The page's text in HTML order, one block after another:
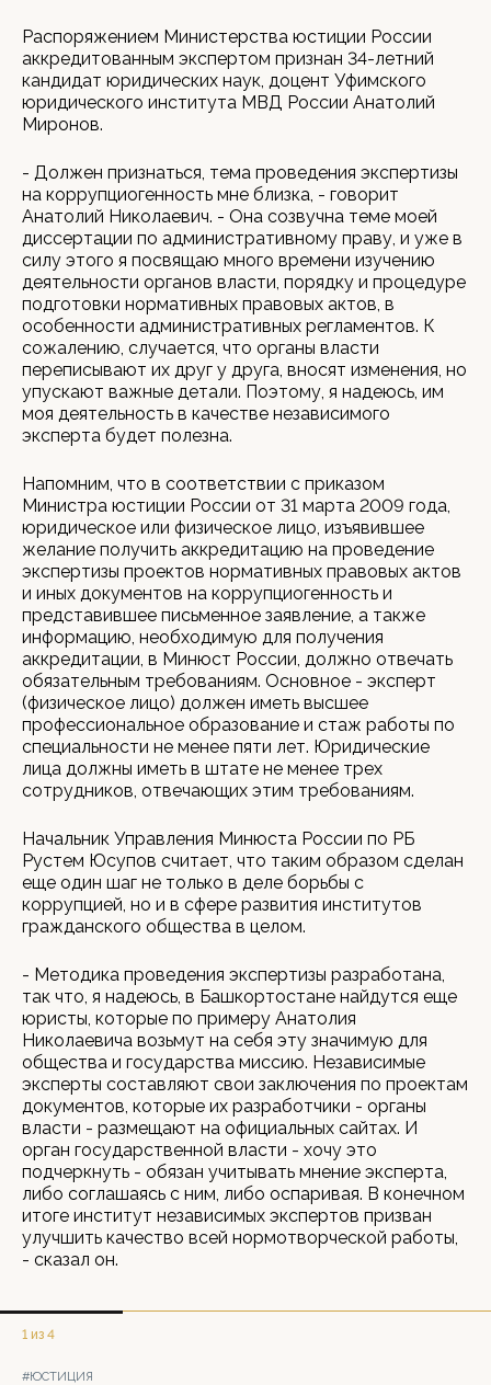
Распоряжением Министерства юстиции России
аккредитованным экспертом признан 34-летний
кандидат юридических наук, доцент Уфимского
юридического института МВД России Анатолий
Миронов.
- Должен признаться, тема проведения экспертизы
на коррупциогенность мне близка, - говорит
Анатолий Николаевич. - Она созвучна теме моей
диссертации по административному праву, и уже в
силу этого я посвящаю много времени изучению
деятельности органов власти, порядку и процедуре
подготовки нормативных правовых актов, в
особенности административных регламентов. К
сожалению, случается, что органы власти
переписывают их друг у друга, вносят изменения, но
упускают важные детали. Поэтому, я надеюсь, им
моя деятельность в качестве независимого
эксперта будет полезна.
Напомним, что в соответствии с приказом
Министра юстиции России от 31 марта 2009 года,
юридическое или физическое лицо, изъявившее
желание получить аккредитацию на проведение
экспертизы проектов нормативных правовых актов
и иных документов на коррупциогенность и
представившее письменное заявление, а также
информацию, необходимую для получения
аккредитации, в Минюст России, должно отвечать
обязательным требованиям. Основное - эксперт
(физическое лицо) должен иметь высшее
профессиональное образование и стаж работы по
специальности не менее пяти лет. Юридические
лица должны иметь в штате не менее трех
сотрудников, отвечающих этим требованиям.
Начальник Управления Минюста России по РБ
Рустем Юсупов считает, что таким образом сделан
еще один шаг не только в деле борьбы с
коррупцией, но и в сфере развития институтов
гражданского общества в целом.
- Методика проведения экспертизы разработана,
так что, я надеюсь, в Башкортостане найдутся еще
юристы, которые по примеру Анатолия
Николаевича возьмут на себя эту значимую для
общества и государства миссию. Независимые
эксперты составляют свои заключения по проектам
документов, которые их разработчики - органы
власти - размещают на официальных сайтах. И
орган государственной власти - хочу это
подчеркнуть - обязан учитывать мнение эксперта,
либо соглашаясь с ним, либо оспаривая. В конечном
итоге институт независимых экспертов призван
улучшить качество всей нормотворческой работы,
- сказал он.
1 из 4
#ЮСТИЦИЯ